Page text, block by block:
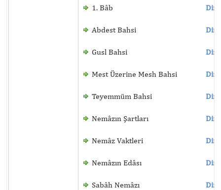
1. Bâb
Abdest Bahsi
Gusl Bahsi
Mest Üzerine Mesh Bahsi
Teyemmüm Bahsi
Nemâzın Şartları
Nemâz Vaktleri
Nemâzın Edâsı
Sabâh Nemâzı